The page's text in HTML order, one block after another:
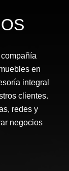
en
integral
clientes.
redes y
negocios